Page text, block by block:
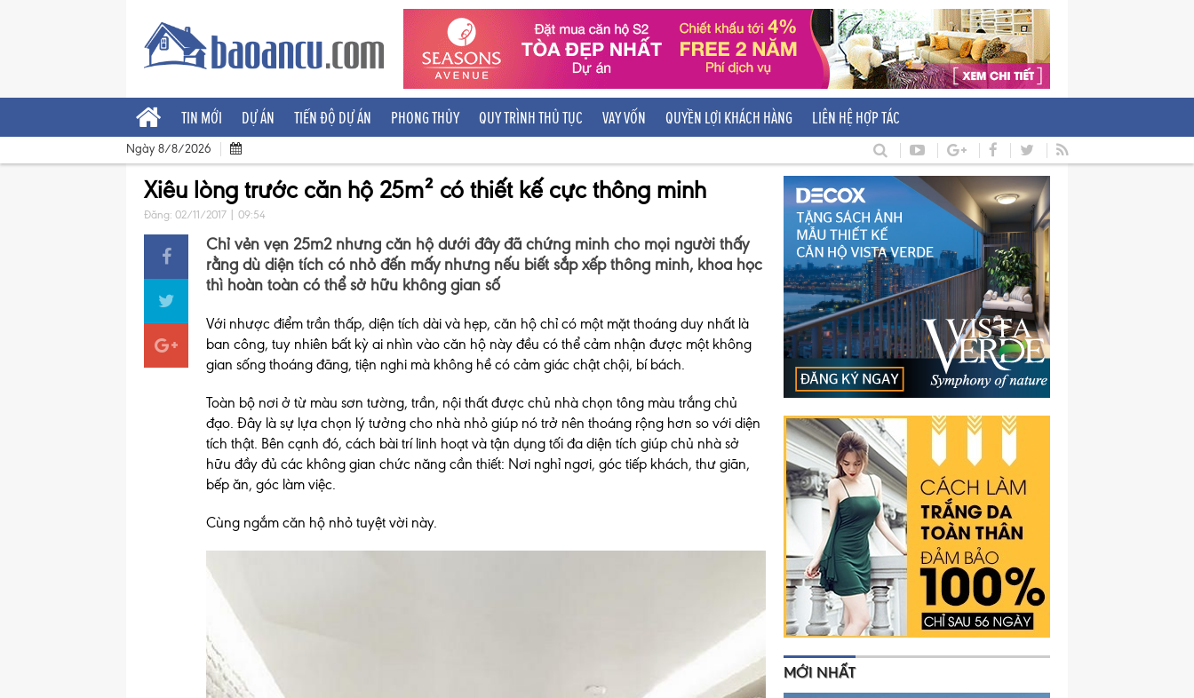
TIN MỚI DỰ ÁN TIẾN ĐỘ DỰ ÁN PHONG THỦY QUY TRÌNH THỦ TỤC VAY VỐN QUYỀN LỢI KHÁCH HÀNG LIÊN HỆ HỢP TÁC
Ngày 8/8/2026
Xiêu lòng trước căn hộ 25m² có thiết kế cực thông minh
Đăng: 02/11/2017 | 09:54
Chỉ vẻn vẹn 25m2 nhưng căn hộ dưới đây đã chứng minh cho mọi người thấy
rằng dù diện tích có nhỏ đến mấy nhưng nếu biết sắp xếp thông minh, khoa học
thì hoàn toàn có thể sở hữu không gian số
Với nhược điểm trần thấp, diện tích dài và hẹp, căn hộ chỉ có một mặt thoáng duy nhất là
ban công, tuy nhiên bất kỳ ai nhìn vào căn hộ này đều có thể cảm nhận được một không
gian sống thoáng đãng, tiện nghi mà không hề có cảm giác chật chội, bí bách.
Toàn bộ nơi ở từ màu sơn tường, trần, nội thất được chủ nhà chọn tông màu trắng chủ
đạo. Đây là sự lựa chọn lý tưởng cho nhà nhỏ giúp nó trở nên thoáng rộng hơn so với diện
tích thật. Bên cạnh đó, cách bài trí linh hoạt và tận dụng tối đa diện tích giúp chủ nhà sở
hữu đầy đủ các không gian chức năng cần thiết: Nơi nghỉ ngơi, góc tiếp khách, thư giãn,
bếp ăn, góc làm việc.
Cùng ngắm căn hộ nhỏ tuyệt vời này.
MỚI NHẤT